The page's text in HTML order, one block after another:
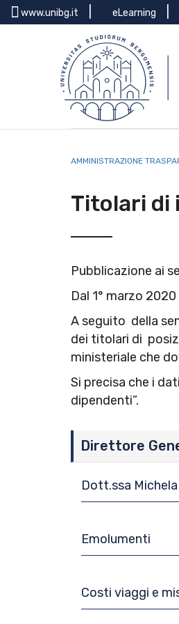
Salta
alMenu
www.unibg.it eLearning
AMMINISTRAZIONE
Titolari di
Pubblicazione ai
Dal 1° marzo
A seguito della
dei titolari di
ministeriale che
Si precisa che i
dipendenti”.
Direttore
Dott.ssa
Emolumenti
Costi viaggi e